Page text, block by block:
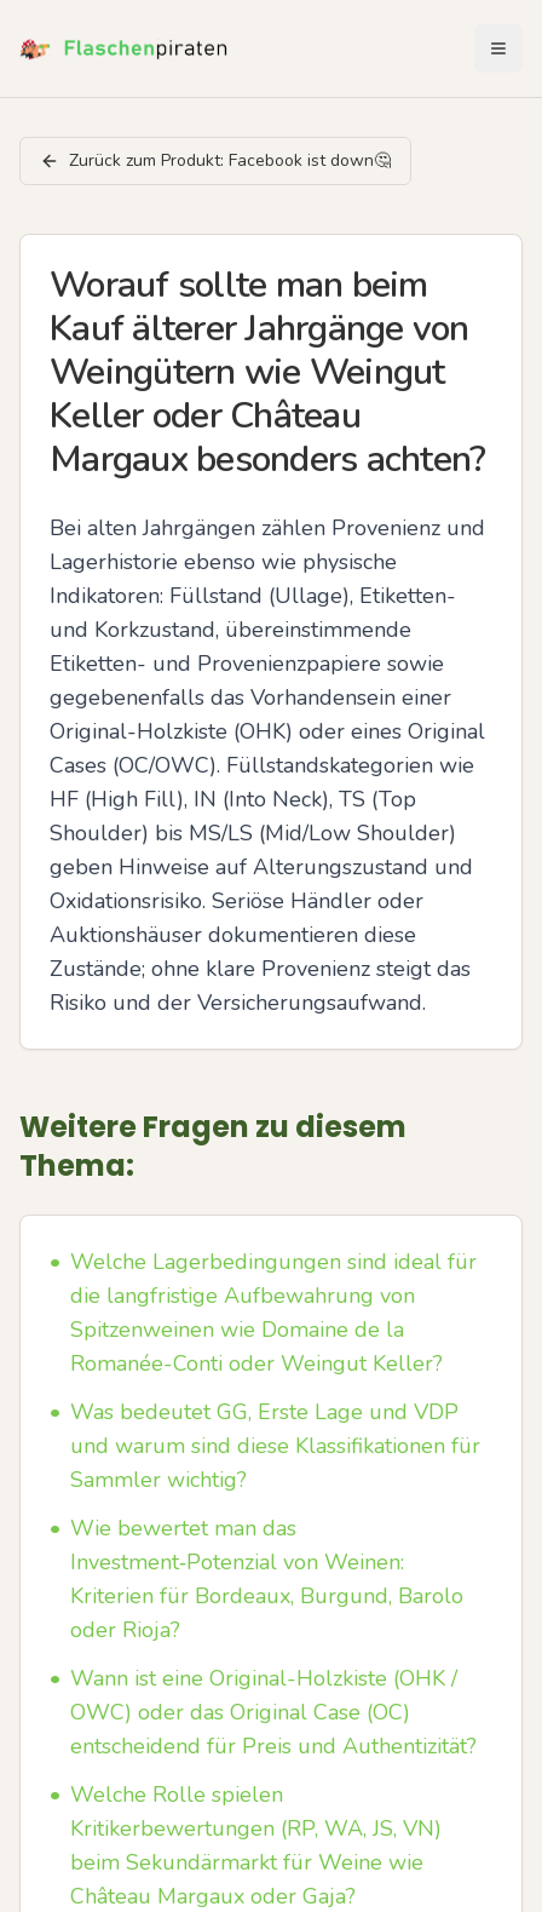
Zurück zum Produkt: Facebook ist down🤔
Worauf sollte man beim
Kauf älterer Jahrgänge von
Weingütern wie Weingut
Keller oder Château
Margaux besonders achten?
Bei alten Jahrgängen zählen Provenienz und
Lagerhistorie ebenso wie physische
Indikatoren: Füllstand (Ullage), Etiketten-
und Korkzustand, übereinstimmende
Etiketten- und Provenienzpapiere sowie
gegebenenfalls das Vorhandensein einer
Original-Holzkiste (OHK) oder eines Original
Cases (OC/OWC). Füllstandskategorien wie
HF (High Fill), IN (Into Neck), TS (Top
Shoulder) bis MS/LS (Mid/Low Shoulder)
geben Hinweise auf Alterungszustand und
Oxidationsrisiko. Seriöse Händler oder
Auktionshäuser dokumentieren diese
Zustände; ohne klare Provenienz steigt das
Risiko und der Versicherungsaufwand.
Weitere Fragen zu diesem
Thema:
• Welche Lagerbedingungen sind ideal für
die langfristige Aufbewahrung von
Spitzenweinen wie Domaine de la
Romanée-Conti oder Weingut Keller?
• Was bedeutet GG, Erste Lage und VDP
und warum sind diese Klassifikationen für
Sammler wichtig?
• Wie bewertet man das
Investment‑Potenzial von Weinen:
Kriterien für Bordeaux, Burgund, Barolo
oder Rioja?
• Wann ist eine Original-Holzkiste (OHK /
OWC) oder das Original Case (OC)
entscheidend für Preis und Authentizität?
• Welche Rolle spielen
Kritikerbewertungen (RP, WA, JS, VN)
beim Sekundärmarkt für Weine wie
Château Margaux oder Gaja?